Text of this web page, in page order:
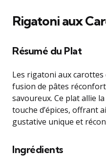
Rigatoni aux
Résumé du Plat
Les rigatoni aux carottes
fusion de pâtes
savoureux. Ce plat allie
touche d’épices, offrant
gustative unique et
Ingrédients